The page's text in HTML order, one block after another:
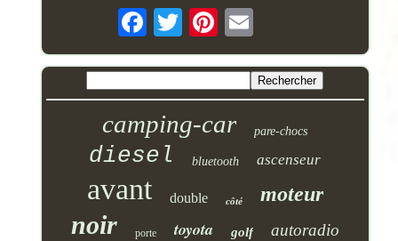
camping-car pare-chocs
diesel bluetooth ascenseur
avant double côté moteur
noir porte toyota golf autoradio